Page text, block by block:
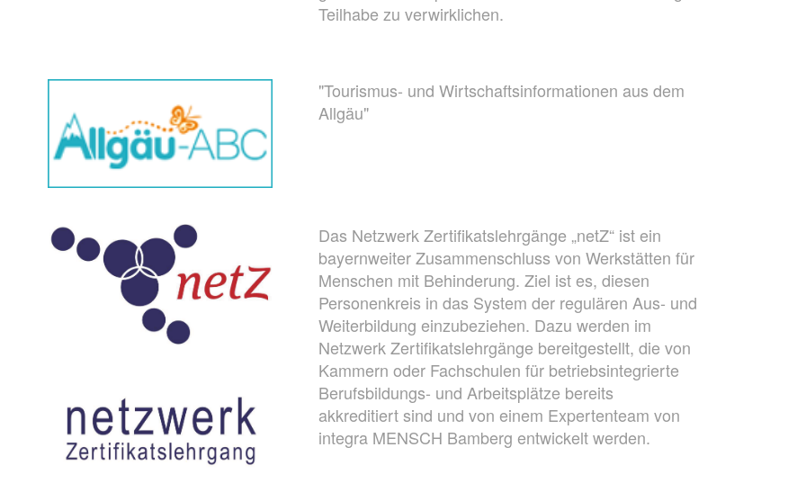
Teilhabe zu verwirklichen.
"Tourismus- und Wirtschafts­informationen aus dem
Allgäu"
Das Netzwerk Zertiﬁkatslehrgänge „netZ“ ist ein
bayernweiter Zusammenschluss von Werkstätten für
Menschen mit Behinderung. Ziel ist es, diesen
Personenkreis in das System der regulären Aus- und
Weiterbildung einzubeziehen. Dazu werden im
Netzwerk Zertiﬁkatslehrgänge bereitgestellt, die von
Kammern oder Fachschulen für betriebsintegrierte
Berufsbildungs- und Arbeitsplätze bereits
akkreditiert sind und von einem Expertenteam von
integra MENSCH Bamberg entwickelt werden.